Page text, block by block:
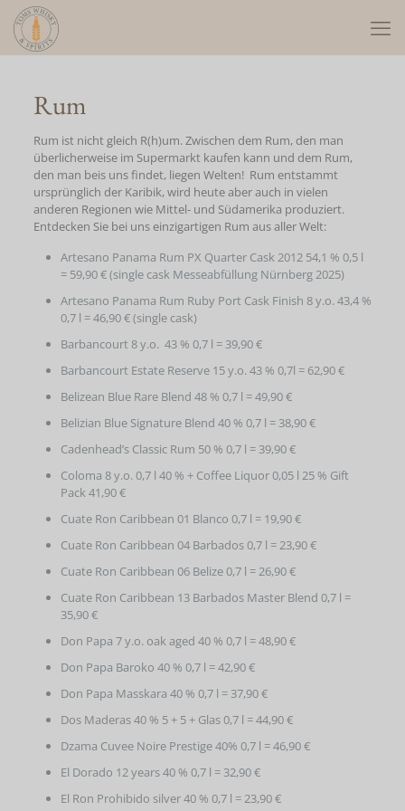
Rum
Rum ist nicht gleich R(h)um. Zwischen dem Rum, den man
überlicherweise im Supermarkt kaufen kann und dem Rum,
den man beis uns findet, liegen Welten! Rum entstammt
ursprünglich der Karibik, wird heute aber auch in vielen
anderen Regionen wie Mittel- und Südamerika produziert.
Entdecken Sie bei uns einzigartigen Rum aus aller Welt:
Artesano Panama Rum PX Quarter Cask 2012 54,1 % 0,5 l
= 59,90 € (single cask Messeabfüllung Nürnberg 2025)
Artesano Panama Rum Ruby Port Cask Finish 8 y.o. 43,4 %
0,7 l = 46,90 € (single cask)
Barbancourt 8 y.o. 43 % 0,7 l = 39,90 €
Barbancourt Estate Reserve 15 y.o. 43 % 0,7l = 62,90 €
Belizean Blue Rare Blend 48 % 0,7 l = 49,90 €
Belizian Blue Signature Blend 40 % 0,7 l = 38,90 €
Cadenhead’s Classic Rum 50 % 0,7 l = 39,90 €
Coloma 8 y.o. 0,7 l 40 % + Coffee Liquor 0,05 l 25 % Gift
Pack 41,90 €
Cuate Ron Caribbean 01 Blanco 0,7 l = 19,90 €
Cuate Ron Caribbean 04 Barbados 0,7 l = 23,90 €
Cuate Ron Caribbean 06 Belize 0,7 l = 26,90 €
Cuate Ron Caribbean 13 Barbados Master Blend 0,7 l =
35,90 €
Don Papa 7 y.o. oak aged 40 % 0,7 l = 48,90 €
Don Papa Baroko 40 % 0,7 l = 42,90 €
Don Papa Masskara 40 % 0,7 l = 37,90 €
Dos Maderas 40 % 5 + 5 + Glas 0,7 l = 44,90 €
Dzama Cuvee Noire Prestige 40% 0,7 l = 46,90 €
El Dorado 12 years 40 % 0,7 l = 32,90 €
El Ron Prohibido silver 40 % 0,7 l = 23,90 €